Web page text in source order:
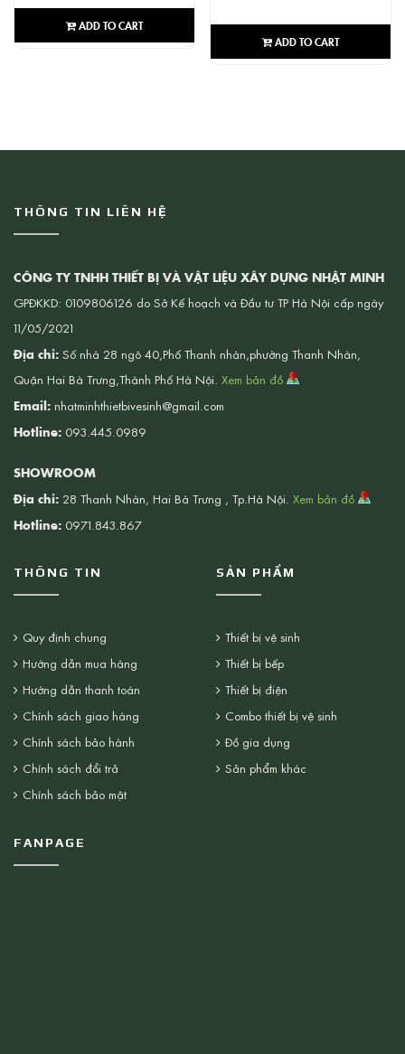
ADD TO CART
ADD TO CART
THÔNG TIN LIÊN HỆ
CÔNG TY TNHH THIẾT BỊ VÀ VẬT LIỆU XÂY DỰNG NHẬT MINH
GPĐKKD: 0109806126 do Sở Kế hoạch và Đầu tư TP Hà Nội cấp ngày
11/05/2021
Địa chỉ: Số nhà 28 ngõ 40,Phố Thanh nhàn,phường Thanh Nhàn,
Quận Hai Bà Trưng,Thành Phố Hà Nội. Xem bản đồ
Email: nhatminhthietbivesinh@gmail.com
Hotline: 093.445.0989
SHOWROOM
Địa chỉ: 28 Thanh Nhàn, Hai Bà Trưng , Tp.Hà Nội. Xem bản đồ
Hotline: 0971.843.867
THÔNG TIN
Quy định chung
Hướng dẫn mua hàng
Hướng dẫn thanh toán
Chính sách giao hàng
Chính sách bảo hành
Chính sách đổi trả
Chính sách bảo mật
SẢN PHẨM
Thiết bị vệ sinh
Thiết bị bếp
Thiết bị điện
Combo thiết bị vệ sinh
Đồ gia dụng
Sản phẩm khác
FANPAGE